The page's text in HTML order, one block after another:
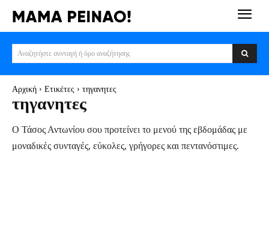
Αναζητήστε συνταγή ή όρο αναζήτησης
Αρχική Ετικέτες τηγανητες
τηγανητες
Ο Τάσος Αντωνίου σου προτείνει το μενού της εβδομάδας με
μοναδικές συνταγές, εύκολες, γρήγορες και πεντανόστιμες.